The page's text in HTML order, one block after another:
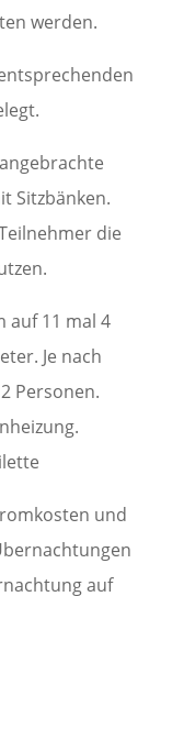
werden.
Sitzbänken.
die
auf 11 mal 4
Je nach
Personen.
und
auf